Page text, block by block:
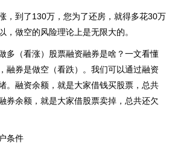
，到了130万，您为了还房，就得多花30万
，做空的风险理论上是无限大的。
多（看涨）股票融资融券是啥？一文看懂
融券是做空（看跌）。我们可以通过融资
。融资余额，就是大家借钱买股票，总共
券余额，就是大家借股票卖掉，总共还欠
条件